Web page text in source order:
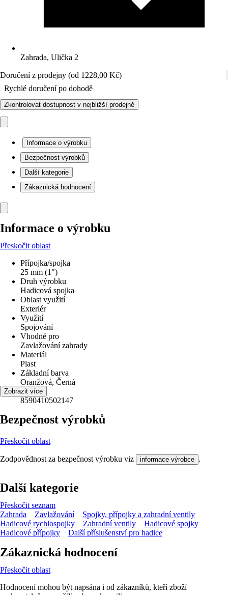
Zahrada, Ulička 2
Doručení z prodejny (od 1228,00 Kč)
Rychlé doručení po dohodě
Zkontrolovat dostupnost v nejbližší prodejně
Informace o výrobku
Bezpečnost výrobků
Další kategorie
Zákaznická hodnocení
Informace o výrobku
Přeskočit oblast
Přípojka/spojka
25 mm (1")
Druh výrobku
Hadicová spojka
Oblast využití
Exteriér
Využití
Spojování
Vhodné pro
Zavlažování zahrady
Materiál
Plast
Základní barva
Oranžová, Černá
EAN
8590410502147
Zobrazit více
Bezpečnost výrobků
Přeskočit oblast
Zodpovědnost za bezpečnost výrobku viz informace výrobce .
Další kategorie
Přeskočit seznam
Zahrada
Zavlažování
Spojky, přípojky a zahradní ventily
Hadicové rychlospojky
Zahradní ventily
Hadicové spojky
Hadicové přípojky
Další příslušenství pro hadice
Zákaznická hodnocení
Přeskočit oblast
Hodnocení mohou být napsána i od zákazníků, kteří zboží